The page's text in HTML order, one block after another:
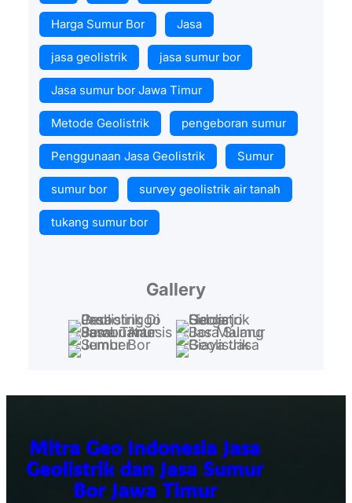
Harga Sumur Bor Jasa
jasa geolistrik jasa sumur bor
Jasa sumur bor Jawa Timur
Metode Geolistrik pengeboran sumur
Penggunaan Jasa Geolistrik Sumur
sumur bor survey geolistrik air tanah
tukang sumur bor
Gallery
Mitra Geo Indonesia Jasa
Geolistrik dan Jasa Sumur
Bor Jawa Timur